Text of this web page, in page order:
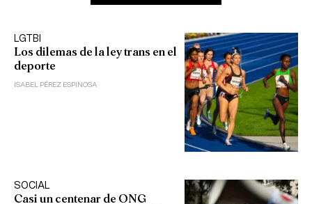
LGTBI
Los dilemas de la ley trans en el
deporte
ISABEL PÉREZ ESPINOSA
SOCIAL
Casi un centenar de ONG